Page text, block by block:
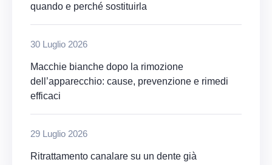
quando e perché sostituirla
30 Luglio 2026
Macchie bianche dopo la rimozione
dell’apparecchio: cause, prevenzione e rimedi
efficaci
29 Luglio 2026
Ritrattamento canalare su un dente già